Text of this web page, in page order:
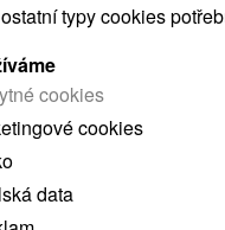
skutečná délka
v
typy cookies
cookies
cookies
data